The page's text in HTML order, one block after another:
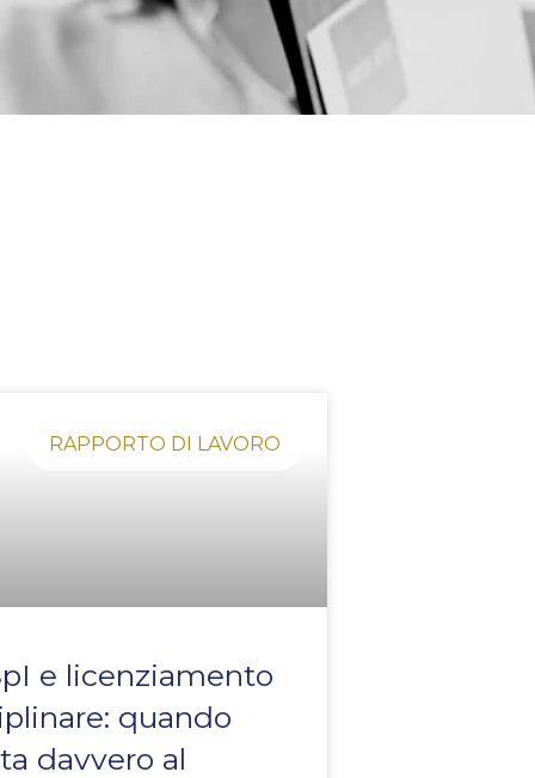
RAPPORTO DI LAVORO
e licenziamento
quando
davvero al